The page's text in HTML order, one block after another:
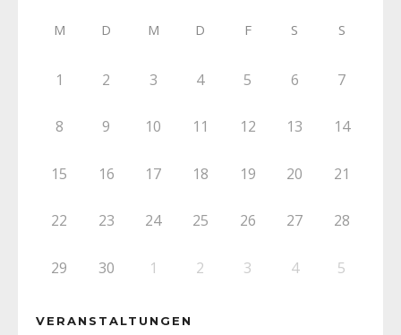
M D M D F S S
1 2 3 4 5 6 7
8 9 10 11 12 13 14
15 16 17 18 19 20 21
22 23 24 25 26 27 28
29 30 1 2 3 4 5
VERANSTALTUNGEN